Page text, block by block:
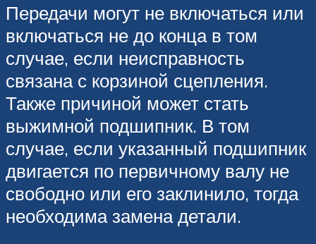
Передачи могут не включаться или
включаться не до конца в том
случае, если неисправность
связана с корзиной сцепления.
Также причиной может стать
выжимной подшипник. В том
случае, если указанный подшипник
двигается по первичному валу не
свободно или его заклинило, тогда
необходима замена детали.